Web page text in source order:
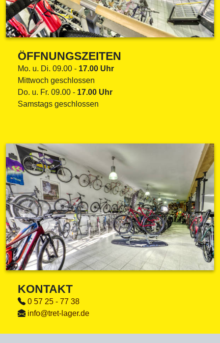
ÖFFNUNGSZEITEN
Mo. u. Di. 09.00 - 17.00 Uhr
Mittwoch geschlossen
Do. u. Fr. 09.00 - 17.00 Uhr
Samstags geschlossen
KONTAKT
0 57 25 - 77 38
info@tret-lager.de